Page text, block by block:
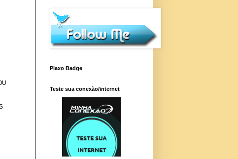
Plaxo Badge
Teste sua conexão/internet